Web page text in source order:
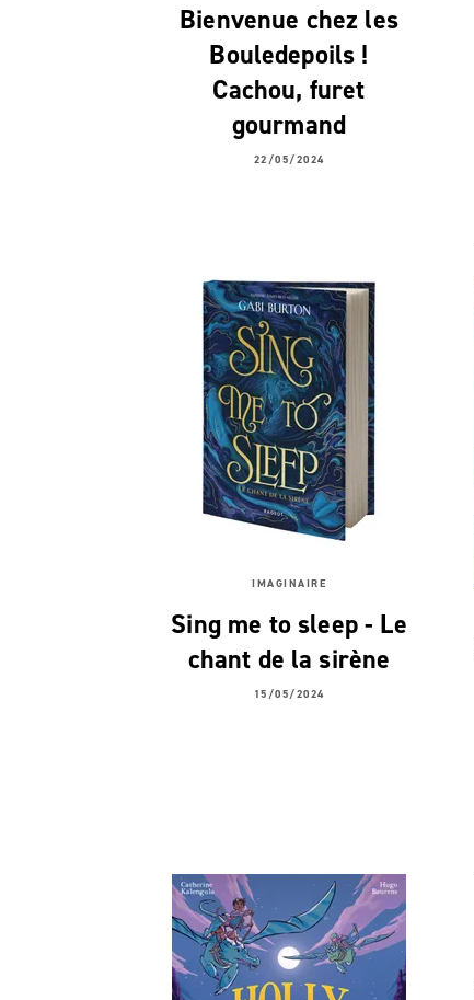
Bienvenue chez les
Bouledepoils !
Cachou, furet
gourmand
22/05/2024
IMAGINAIRE
Sing me to sleep - Le
chant de la sirène
15/05/2024